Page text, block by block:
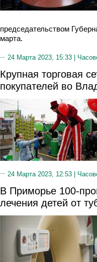
председательством
марта.
24 Марта 2023, 15:33 |
Крупная торговая
покупателей во
24 Марта 2023, 12:53 |
В Приморье 100-
лечения детей от